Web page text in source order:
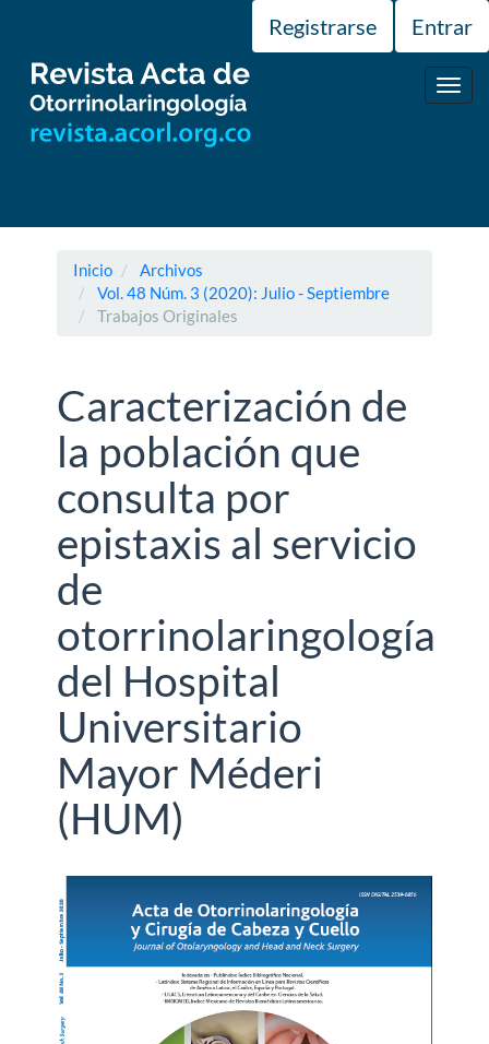
principal
Barra
lateral
Registrarse Entrar
Inicio
Archivos
Vol. 48 Núm. 3 (2020): Julio - Septiembre
Trabajos Originales
Caracterización de
la población que
consulta por
epistaxis al servicio
de
otorrinolaringología
del Hospital
Universitario
Mayor Méderi
(HUM)
Barra
lateral
del
artículo